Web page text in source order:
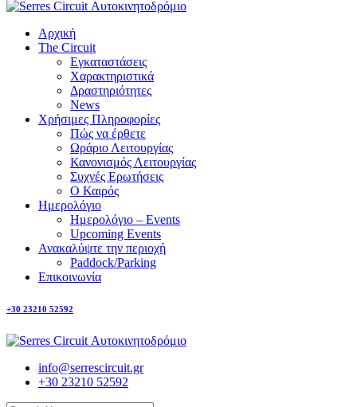
Αρχική
The Circuit
Εγκαταστάσεις
Χαρακτηριστικά
Δραστηριότητες
News
Χρήσιμες Πληροφορίες
Πώς να έρθετε
Ωράριο Λειτουργίας
Κανονισμός Λειτουργίας
Συχνές Ερωτήσεις
Ο Καιρός
Ημερολόγιο
Ημερολόγιο – Events
Upcoming Events
Ανακαλύψτε την περιοχή
Paddock/Parking
Επικοινωνία
+30 23210 52592
info@serrescircuit.gr
+30 23210 52592